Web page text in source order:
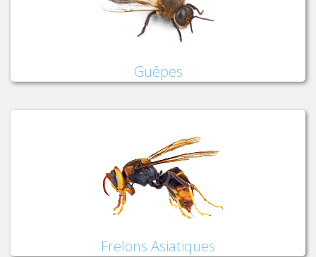
Guêpes
Frelons Asiatiques